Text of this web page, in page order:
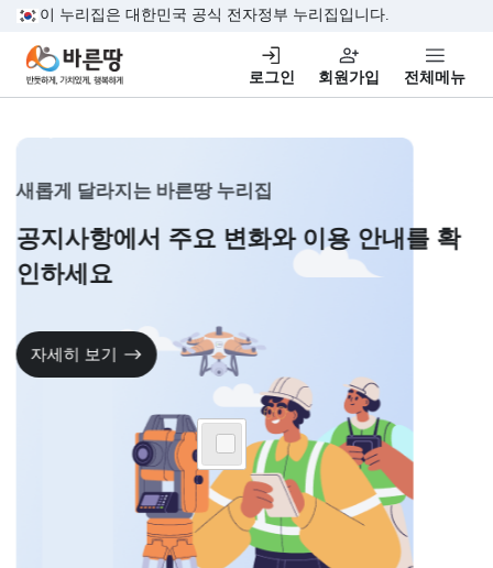
본문 바로가기
이 누리집은 대한민국 공식 전자정부 누리집입니다.
바른땅,반듯하게, 가치있게,행복하게
로그인 회원가입 전체
공지사항에서 주요 변화와
이용 안내를